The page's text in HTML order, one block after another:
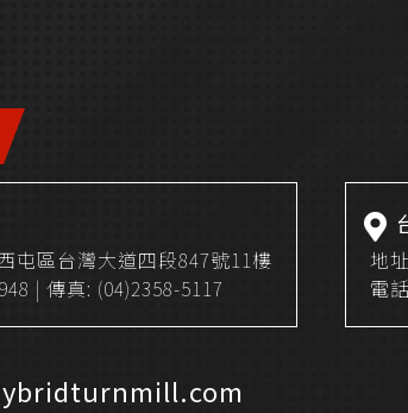
屯區台灣大道四段847號11樓
| 傳真: (04)2358-5117
地
電